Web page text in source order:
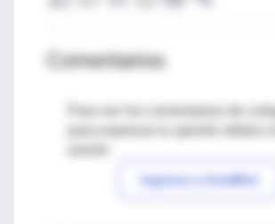
Comentarios
Para ver los comentarios de
Ingresar a IntraMed